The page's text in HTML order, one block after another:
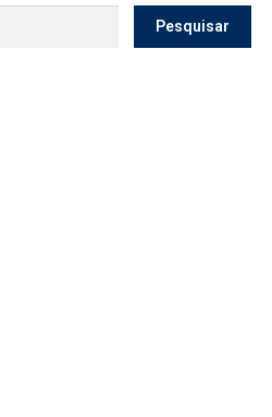
Pesquisar